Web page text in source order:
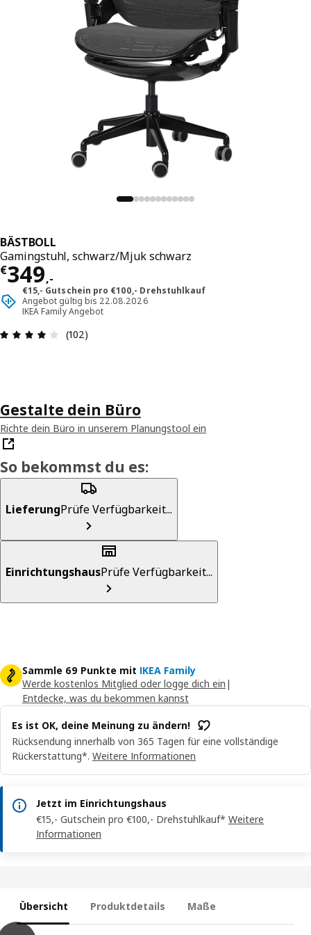
BÄSTBOLL
Gamingstuhl, schwarz/Mjuk schwarz
€349,-
Preis € 349,-
€15,- Gutschein pro €100,- Drehstuhlkauf
Angebot gültig bis 22.08.2026
IKEA Family Angebot
Produktbewertung: 4.1 von 5 Sterne Alle
(102)
Gestalte dein Büro
Richte dein Büro in unserem Planungstool ein
So bekommst du es:
LieferungPrüfe Verfügbarkeit...
EinrichtungshausPrüfe Verfügbarkeit...
Sammle 69 Punkte mit IKEA Family
Werde kostenlos Mitglied oder logge dich ein |
Entdecke, was du bekommen kannst
Es ist OK, deine Meinung zu ändern!
Rücksendung innerhalb von 365 Tagen für eine vollständige
Rückerstattung*. Weitere Informationen
Jetzt im Einrichtungshaus
€15,- Gutschein pro €100,- Drehstuhlkauf* Weitere
Informationen
Übersicht Produktdetails Maße